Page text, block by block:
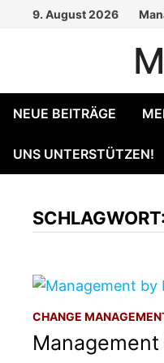
9. August 2026
NEUE BEITRÄGE
UNS UNTERSTÜTZEN!
SCHLAGWORT:
CHANGE